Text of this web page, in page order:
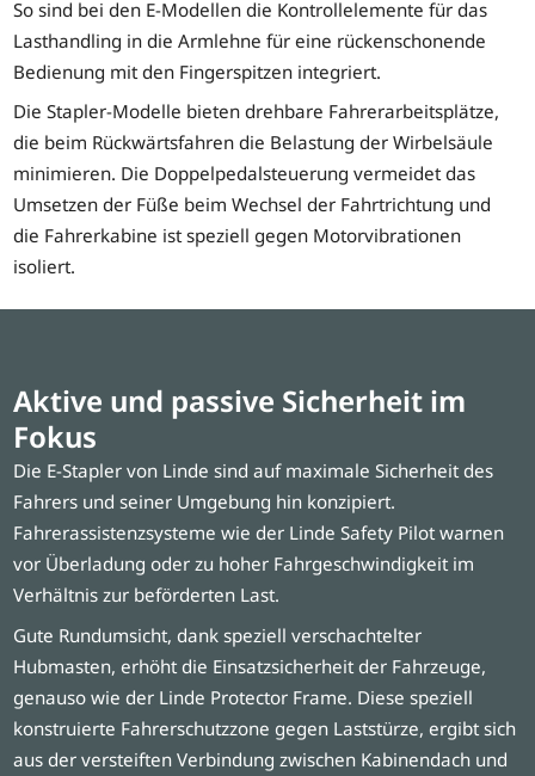
So sind bei den E-Modellen die Kontrollelemente für das
Lasthandling in die Armlehne für eine rückenschonende
Bedienung mit den Fingerspitzen integriert.
Die Stapler-Modelle bieten drehbare Fahrerarbeitsplätze,
die beim Rückwärtsfahren die Belastung der Wirbelsäule
minimieren. Die Doppelpedalsteuerung vermeidet das
Umsetzen der Füße beim Wechsel der Fahrtrichtung und
die Fahrerkabine ist speziell gegen Motorvibrationen
isoliert.
Aktive und passive Sicherheit im
Fokus
Die E-Stapler von Linde sind auf maximale Sicherheit des
Fahrers und seiner Umgebung hin konzipiert.
Fahrerassistenzsysteme wie der Linde Safety Pilot warnen
vor Überladung oder zu hoher Fahrgeschwindigkeit im
Verhältnis zur beförderten Last.
Gute Rundumsicht, dank speziell verschachtelter
Hubmasten, erhöht die Einsatzsicherheit der Fahrzeuge,
genauso wie der Linde Protector Frame. Diese speziell
konstruierte Fahrerschutzzone gegen Laststürze, ergibt sich
aus der versteiften Verbindung zwischen Kabinendach und